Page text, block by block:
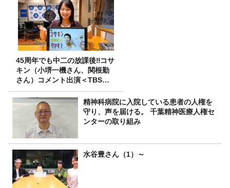
45周年でも中二の放課後‼コサ
キン（小堺一機さん、関根勤
さん）コメント出演＜TBSラ
ジオ番組審議会からのご報告
＞
精神科病院に入院している患者の人権を
守り、声を届ける。 千葉精神医療人権セ
ンターの取り組み
水谷豊さん（1）～